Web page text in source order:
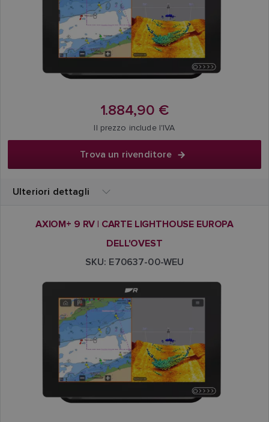
1.884,90 €
Il prezzo include l'IVA
Trova un rivenditore
Ulteriori dettagli
AXIOM+ 9 RV | CARTE LIGHTHOUSE EUROPA
DELL'OVEST
SKU: E70637-00-WEU